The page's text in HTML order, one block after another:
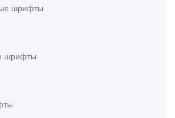
шрифты
шрифты